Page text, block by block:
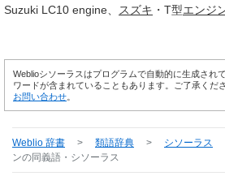
Suzuki LC10 engine
スズキ ・T型エンジ
Weblioシソーラスはプログラムで自動的に生成され
ワードが含まれていることもあります。ご了承くだ
お問い合わせ
Weblio 辞書 > 類語辞典 > シソーラス
ンの同義語・シソーラス